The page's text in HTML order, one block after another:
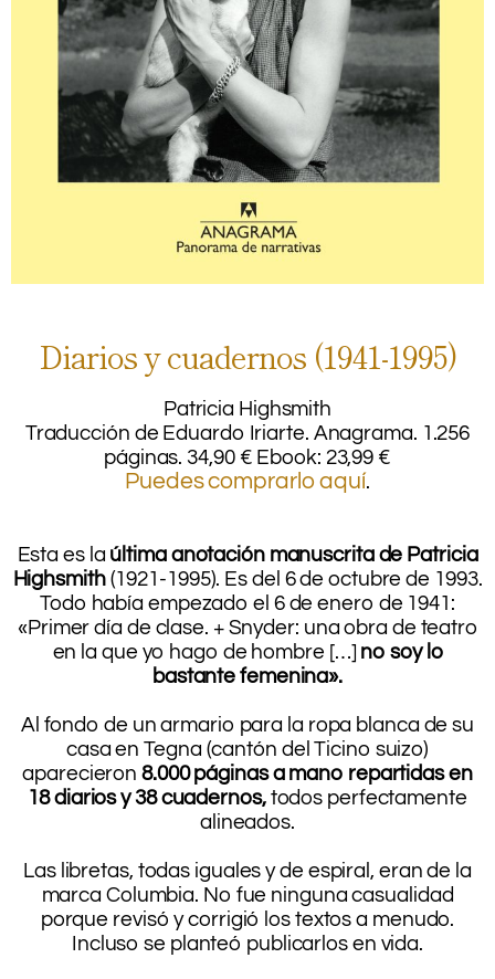
Diarios y cuadernos (1941-1995)
Patricia Highsmith
Traducción de Eduardo Iriarte. Anagrama. 1.256
páginas. 34,90 € Ebook: 23,99 €
Puedes comprarlo aquí.
Esta es la última anotación manuscrita de Patricia
Highsmith(1921-1995). Es del 6 de octubre de 1993.
Todo había empezado el 6 de enero de 1941:
«Primer día de clase. + Snyder: una obra de teatro
en la que yo hago de hombre […] no soy lo
bastante femenina».
Al fondo de un armario para la ropa blanca de su
casa en Tegna (cantón del Ticino suizo)
aparecieron8.000 páginas a mano repartidas en
18 diarios y 38 cuadernos,todos perfectamente
alineados.
Las libretas, todas iguales y de espiral, eran de la
marca Columbia. No fue ninguna casualidad
porque revisó y corrigió los textos a menudo.
Incluso se planteó publicarlos en vida.